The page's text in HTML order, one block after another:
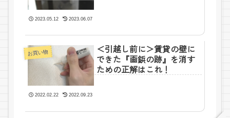
2023.05.12 2023.06.07
お買い物
＜引越し前に＞賃貸の壁に
できた『画鋲の跡』を消す
ための正解はこれ！
2022.02.22 2022.09.23